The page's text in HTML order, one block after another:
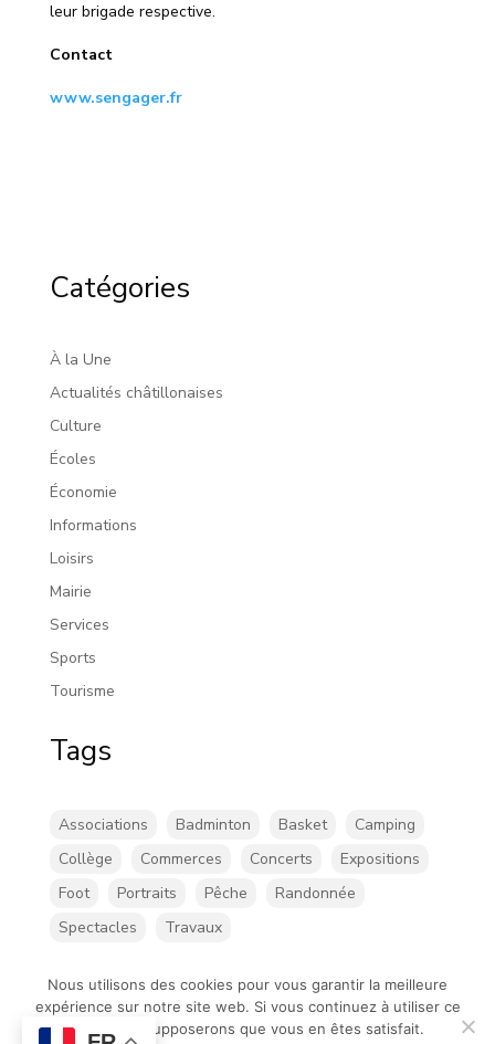
leur brigade respective.
Contact
www.sengager.fr
Catégories
À la Une
Actualités châtillonaises
Culture
Écoles
Économie
Informations
Loisirs
Mairie
Services
Sports
Tourisme
Tags
Associations Badminton Basket
Camping
Collège
Commerces Concerts
Expositions
Foot
Portraits Pêche
Randonnée
Spectacles
Travaux
Nous utilisons des cookies pour vous garantir la meilleure
expérience sur notre site web. Si vous continuez à utiliser ce
site, nous supposerons que vous en êtes satisfait.